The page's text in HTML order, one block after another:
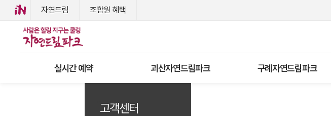
자연드림 조합원 혜택
실시간 예약 괴산자연드림파크 구례자연드림파크
고객센터